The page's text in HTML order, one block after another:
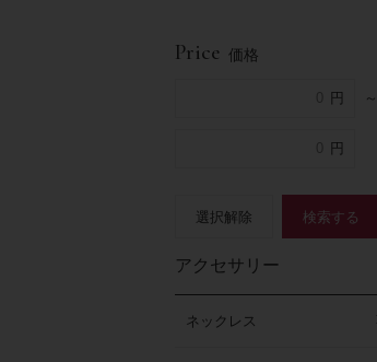
Price 価格
～
アクセサリー
ネックレス